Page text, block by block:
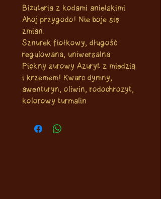
Biżuteria z kodami anielskimi
Ahoj przygodo! Nie boje się
zmian.
Sznurek fiołkowy, długość
regulowana, uniwersalna
Piękny surowy Azuryt z miedzią
i krzemem! Kwarc dymny,
awenturyn, oliwin, rodochrozyt,
kolorowy turmalin